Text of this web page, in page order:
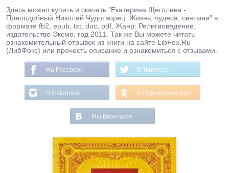
Здесь можно купить и скачать "Екатерина Щеголева -
Преподобный Николай Чудотворец: Жизнь, чудеса, святыни" в
формате fb2, epub, txt, doc, pdf. Жанр: Религиоведение,
издательство Эксмо, год 2011. Так же Вы можете читать
ознакомительный отрывок из книги на сайте LibFox.Ru
(ЛибФокс) или прочесть описание и ознакомиться с отзывами.
На Facebook В Твиттере
В Instagram В Одноклассниках
Мы Вконтакте